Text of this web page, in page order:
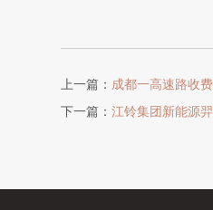
上一篇： 成都一高速路收
下一篇： 江铃集团新能源